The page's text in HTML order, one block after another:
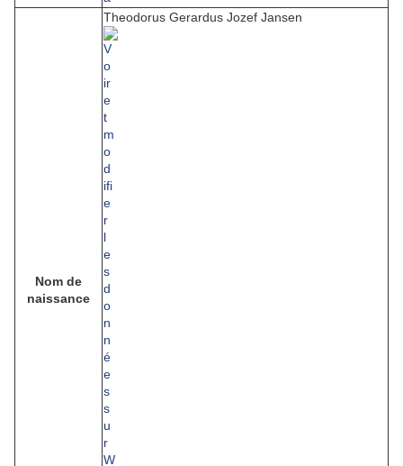
Nom de
naissance
Theodorus Gerardus Jozef Jansen